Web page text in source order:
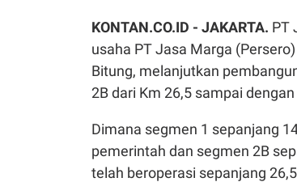
KONTAN.CO.ID - JAKARTA. PT
usaha PT Jasa Marga
Bitung, melanjutkan
2B dari Km 26,5 sampai
Dimana segmen 1 sepanjang
pemerintah dan segmen 2B
telah beroperasi sepanjang